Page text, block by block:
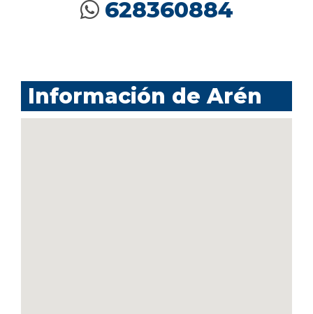
628360884
Información de Arén